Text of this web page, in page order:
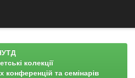
колекції
конференцій та семінарів